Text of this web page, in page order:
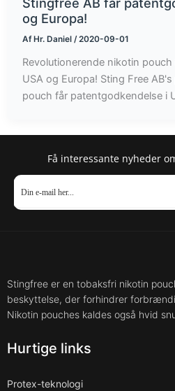
og Europa!
Af Hr. Daniel /2020-09-01
Revolutionerende nikotin
USA og Europa! Sting Free
pouch får patentgodkendelse i
Få interessante nyheder
Stingfree er en tobaksfri nikotin
beskyttelse, der forhindrer
Nikotin pouches kaldes også hvid
Hurtige links
Protex-teknologi